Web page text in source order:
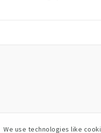
We use technologies like